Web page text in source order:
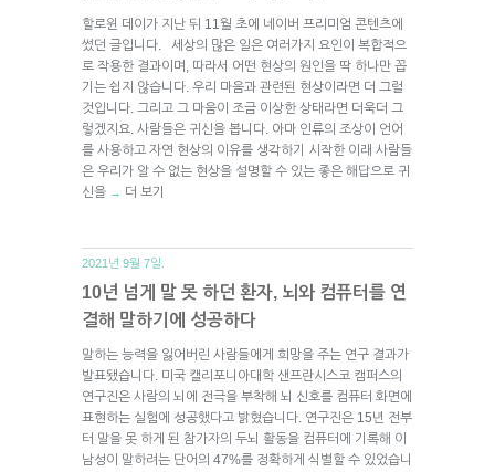
할로윈 데이가 지난 뒤 11월 초에 네이버 프리미엄 콘텐츠에
썼던 글입니다. 세상의 많은 일은 여러가지 요인이 복합적으
로 작용한 결과이며, 따라서 어떤 현상의 원인을 딱 하나만 꼽
기는 쉽지 않습니다. 우리 마음과 관련된 현상이라면 더 그럴
것입니다. 그리고 그 마음이 조금 이상한 상태라면 더욱더 그
렇겠지요. 사람들은 귀신을 봅니다. 아마 인류의 조상이 언어
를 사용하고 자연 현상의 이유를 생각하기 시작한 이래 사람들
은 우리가 알 수 없는 현상을 설명할 수 있는 좋은 해답으로 귀
신을 → 더 보기
2021년 9월 7일.
10년 넘게 말 못 하던 환자, 뇌와 컴퓨터를 연
결해 말하기에 성공하다
말하는 능력을 잃어버린 사람들에게 희망을 주는 연구 결과가
발표됐습니다. 미국 캘리포니아대학 샌프란시스코 캠퍼스의
연구진은 사람의 뇌에 전극을 부착해 뇌 신호를 컴퓨터 화면에
표현하는 실험에 성공했다고 밝혔습니다. 연구진은 15년 전부
터 말을 못 하게 된 참가자의 두뇌 활동을 컴퓨터에 기록해 이
남성이 말하려는 단어의 47%를 정확하게 식별할 수 있었습니